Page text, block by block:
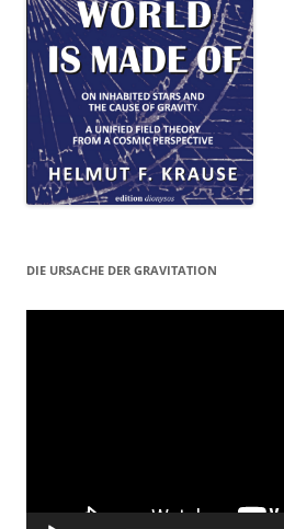
DIE URSACHE DER GRAVITATION
Video-